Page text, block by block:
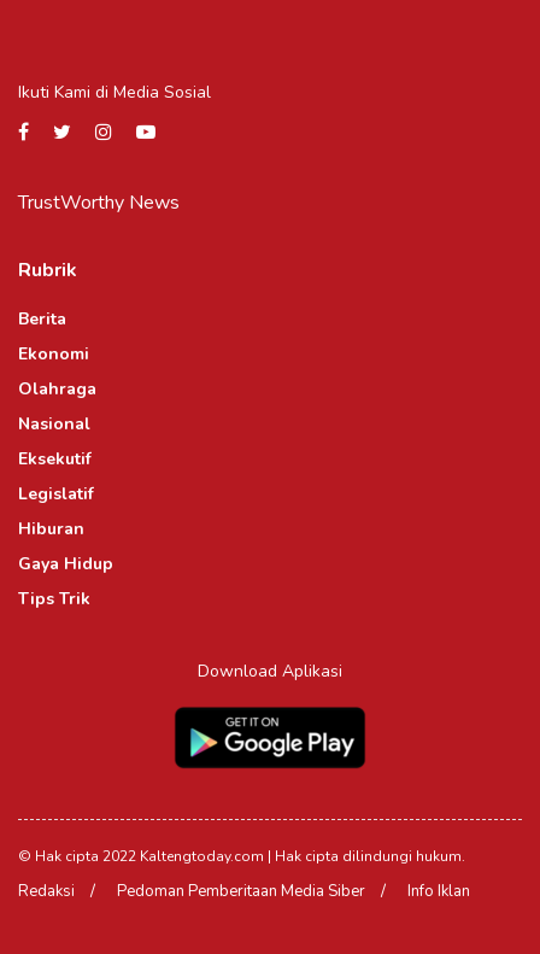
Ikuti Kami di Media Sosial
TrustWorthy News
Rubrik
Berita
Ekonomi
Olahraga
Nasional
Eksekutif
Legislatif
Hiburan
Gaya Hidup
Tips Trik
Download Aplikasi
© Hak cipta 2022 Kaltengtoday.com | Hak cipta dilindungi hukum.
Redaksi Pedoman Pemberitaan Media Siber Info Iklan